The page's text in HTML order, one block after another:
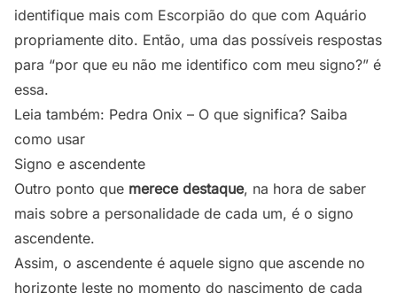
identifique mais com Escorpião do que com Aquário
propriamente dito. Então, uma das possíveis respostas
para “por que eu não me identifico com meu signo?” é
essa.
Leia também: Pedra Onix – O que significa? Saiba
como usar
Signo e ascendente
Outro ponto que merece destaque, na hora de saber
mais sobre a personalidade de cada um, é o signo
ascendente.
Assim, o ascendente é aquele signo que ascende no
horizonte leste no momento do nascimento de cada